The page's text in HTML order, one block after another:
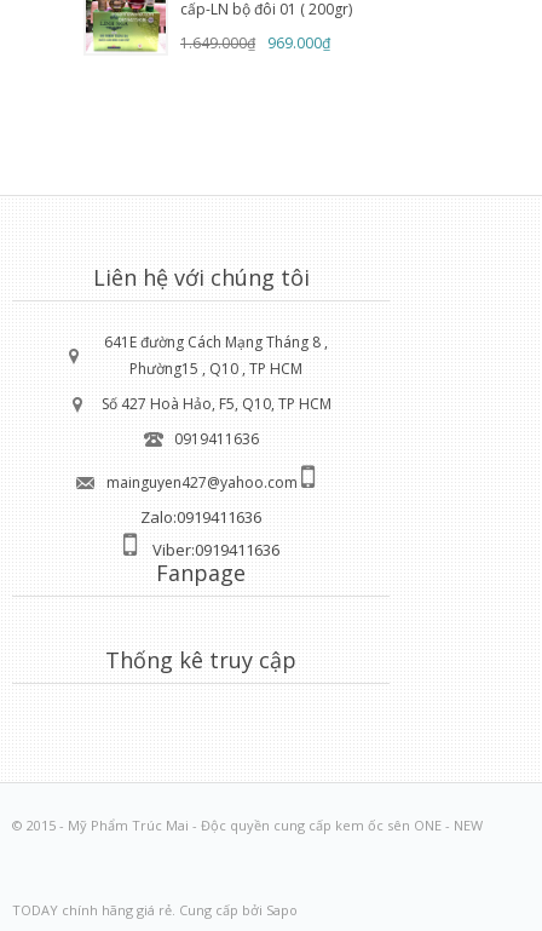
cấp-LN bộ đôi 01 ( 200gr)
1.649.000₫
969.000₫
Liên hệ với chúng tôi
641E đường Cách Mạng Tháng 8 ,
Phường15 , Q10 , TP HCM
Số 427 Hoà Hảo, F5, Q10, TP HCM
0919411636
mainguyen427@yahoo.com
Zalo:0919411636
Viber:0919411636
Fanpage
Thống kê truy cập
© 2015 - Mỹ Phẩm Trúc Mai - Độc quyền cung cấp kem ốc sên ONE - NEW
TODAY chính hãng giá rẻ. Cung cấp bởi Sapo